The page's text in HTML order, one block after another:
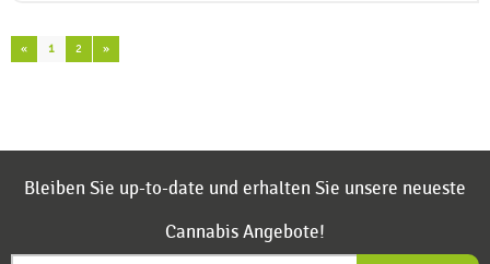
« 1 2 »
Bleiben Sie up-to-date und erhalten Sie unsere neueste
Cannabis Angebote!